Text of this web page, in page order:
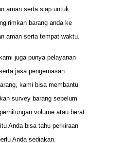
aman serta siap untuk
barang anda ke
aman serta tempat waktu.
juga punya pelayanan
jasa pengemasan.
kami bisa membantu
survey barang sebelum
volume atau berat
Anda bisa tahu perkiraan
Anda sediakan.